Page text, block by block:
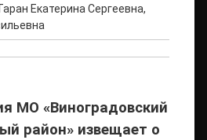
Екатерина Сергеевна,
МО «Виноградовский
район» извещает о